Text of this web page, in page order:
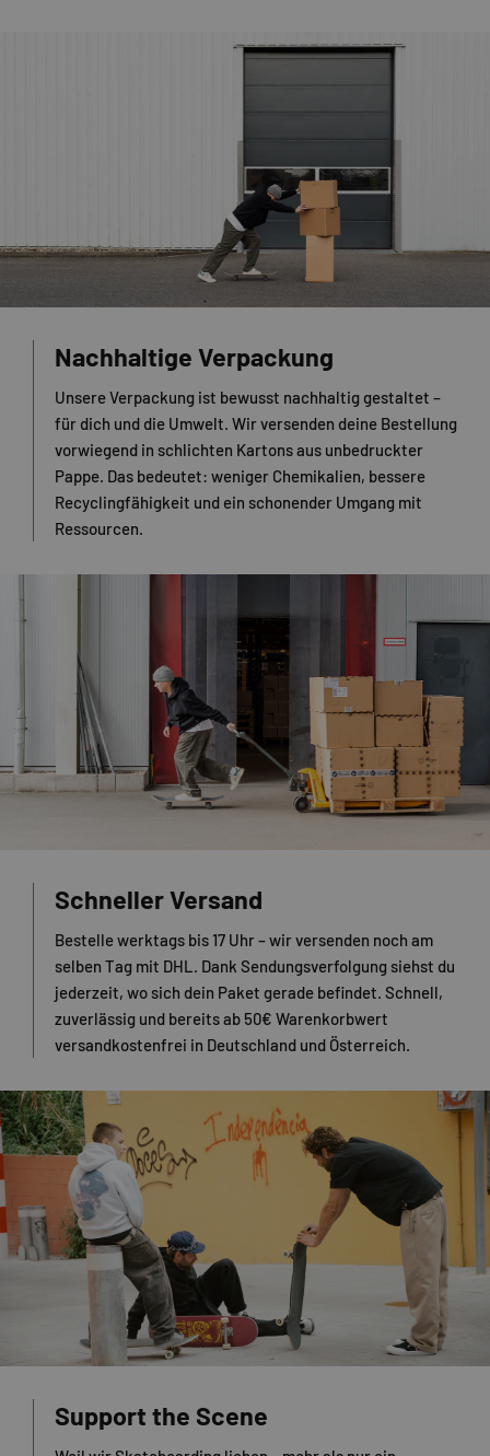
Nachhaltige Verpackung
Unsere Verpackung ist bewusst nachhaltig gestaltet –
für dich und die Umwelt. Wir versenden deine Bestellung
vorwiegend in schlichten Kartons aus unbedruckter
Pappe. Das bedeutet: weniger Chemikalien, bessere
Recyclingfähigkeit und ein schonender Umgang mit
Ressourcen.
Schneller Versand
Bestelle werktags bis 17 Uhr – wir versenden noch am
selben Tag mit DHL. Dank Sendungsverfolgung siehst du
jederzeit, wo sich dein Paket gerade befindet. Schnell,
zuverlässig und bereits ab 50€ Warenkorbwert
versandkostenfrei in Deutschland und Österreich.
Support the Scene